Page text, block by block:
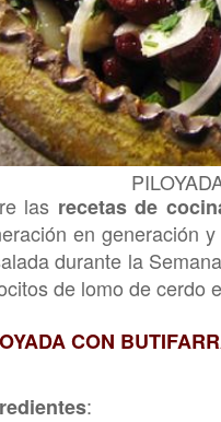
las recetas de
en generación y
durante la
de lomo de cerdo
CON
ntes: